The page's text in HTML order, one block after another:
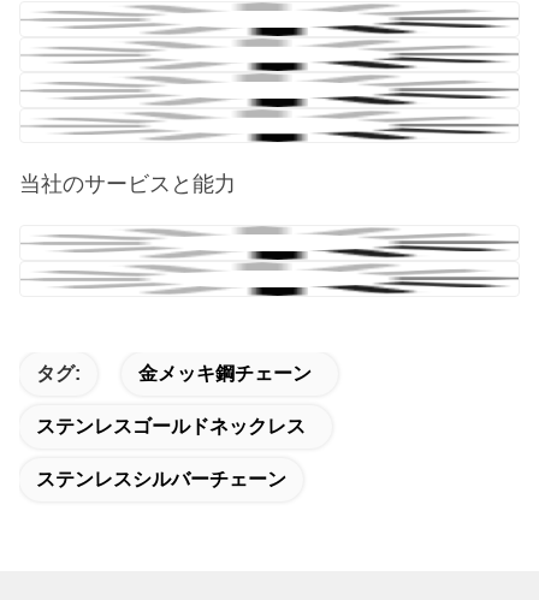
当社のサービスと能力
タグ: 金メッキ鋼チェーン
ステンレスゴールドネックレス
ステンレスシルバーチェーン